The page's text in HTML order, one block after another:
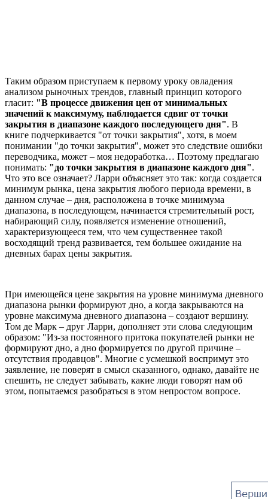
Таким образом приступаем к первому уроку овладения
анализом рыночных трендов, главный принцип которого
гласит: "В процессе движения цен от минимальных
значений к максимуму, наблюдается сдвиг от точки
закрытия в диапазоне каждого последующего дня". В
книге подчеркивается "от точки закрытия", хотя, в моем
понимании "до точки закрытия", может это следствие ошибки
переводчика, может – моя недоработка… Поэтому предлагаю
понимать: "до точки закрытия в диапазоне каждого дня".
Что это все означает? Ларри объясняет это так: когда создается
минимум рынка, цена закрытия любого периода времени, в
данном случае – дня, расположена в точке минимума
диапазона, в последующем, начинается стремительный рост,
набирающий силу, появляется изменение отношений,
характеризующееся тем, что чем существеннее такой
восходящий тренд развивается, тем большее ожидание на
дневных барах цены закрытия.
При имеющейся цене закрытия на уровне минимума дневного
диапазона рынки формируют дно, а когда закрываются на
уровне максимума дневного диапазона – создают вершину.
Том де Марк – друг Ларри, дополняет эти слова следующим
образом: "Из-за постоянного притока покупателей рынки не
формируют дно, а дно формируется по другой причине –
отсутствия продавцов". Многие с усмешкой воспримут это
заявление, не поверят в смысл сказанного, однако, давайте не
спешить, не следует забывать, какие люди говорят нам об
этом, попытаемся разобраться в этом непростом вопросе.